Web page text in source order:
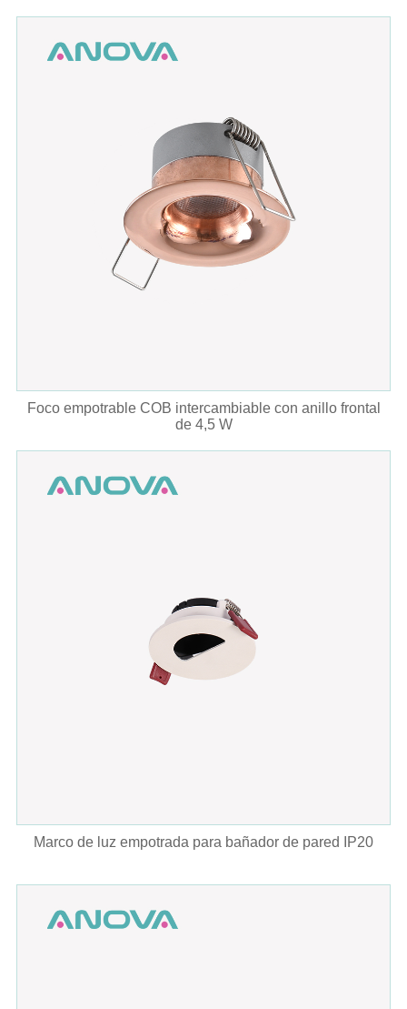
Foco empotrable COB intercambiable con anillo frontal
de 4,5 W
Marco de luz empotrada para bañador de pared IP20